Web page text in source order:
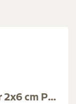
URGOSOFT Injektionspflaster 2x6 cm Pflaster